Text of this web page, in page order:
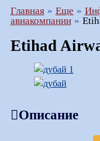
Главная Еще
авиакомпании
Etihad
Описание